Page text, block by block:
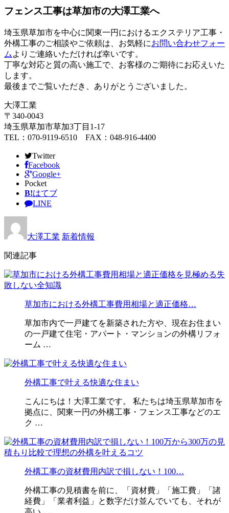
フェンス工事は草加市の大澤工業へ
埼玉県草加市を中心に関東一円におけるエクステリア工事・
外構工事のご相談やご依頼は、お気軽にお問い合わせフォー
ム よりご連絡いただければ幸いです。
丁寧な対応と質の高い施工で、お客様のご期待にお応えいた
します。
最後までご覧いただき、ありがとうございました。
大澤工業
〒340-0043
埼玉県草加市草加3丁目1-17
TEL：070-9119-6510 FAX：048-916-4400
Twitter
Facebook
Google+
Pocket
B!はてブ
LINE
大澤工業 新着情報
関連記事
草加市における外構工事費用相場と適正価格…
草加市内で一戸建てを新築された方や、現在お住まい
の一戸建て住宅・アパート・マンションの外構リフォ
ーム …
外構工事で叶える快適な住まい
こんにちは！大澤工業です。 私たちは埼玉県草加市を
拠点に、関東一円の外構工事・フェンス工事などのエ
ク …
外構工事の資材費用内訳で損しない！100…
外構工事の見積書を前に、「資材費」「施工費」「諸
経費」「業者利益」と数字だけ並んでいても、それが